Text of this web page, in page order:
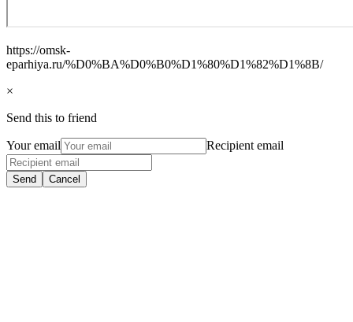
https://omsk-
eparhiya.ru/%D0%BA%D0%B0%D1%80%D1%82%D1%8B/
×
Send this to friend
Your email Recipient email
Send Cancel